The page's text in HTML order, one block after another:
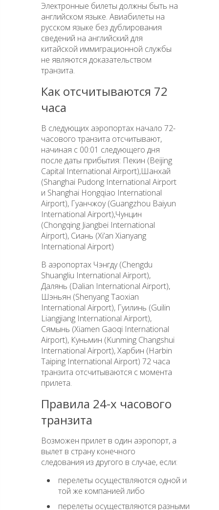
Электронные билеты должны быть на
английском языке. Авиабилеты на
русском языке без дублирования
сведений на английский для
китайской иммиграционной службы
не являются доказательством
транзита.
Как отсчитываются 72
часа
В следующих аэропортах начало 72-
часового транзита отсчитывают,
начиная с 00:01 следующего дня
после даты прибытия: Пекин (Beijing
Capital International Airport),Шанхай
(Shanghai Pudong International Airport
и Shanghai Hongqiao International
Airport), Гуанчжоу (Guangzhou Baiyun
International Airport),Чунцин
(Chongqing Jiangbei International
Airport), Сиань (Xi’an Xianyang
International Airport)
В аэропортах Чэнгду (Chengdu
Shuangliu International Airport),
Далянь (Dalian International Airport),
Шэньян (Shenyang Taoxian
International Airport), Гуилинь (Guilin
Liangjiang International Airport),
Сямынь (Xiamen Gaoqi International
Airport), Куньмин (Kunming Changshui
International Airport), Харбин (Harbin
Taiping International Airport) 72 часа
транзита отсчитываются с момента
прилета.
Правила 24-х часового
транзита
Возможен прилет в один аэропорт, а
вылет в страну конечного
следования из другого в случае, если:
перелеты осуществляются одной и
той же компанией либо
перелеты осуществляются разными